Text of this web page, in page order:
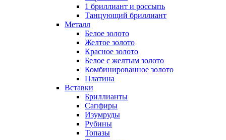
1 бриллиант и россыпь
Танцующий бриллиант
Металл
Белое золото
Желтое золото
Красное золото
Белое с желтым золото
Комбинированное золото
Платина
Вставки
Бриллианты
Сапфиры
Изумруды
Рубины
Топазы